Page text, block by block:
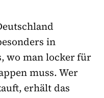
in
wo man locker für
muss. Wer
erhält das